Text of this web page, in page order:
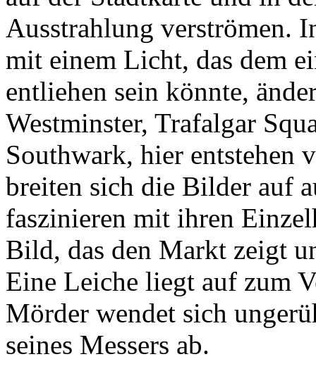
Ausstrahlung verströmen.
mit einem Licht, das dem
entliehen sein könnte,
Westminster, Trafalgar
Southwark, hier entstehen
breiten sich die Bilder auf
faszinieren mit ihren
Bild, das den Markt zeigt
Eine Leiche liegt auf zum
Mörder wendet sich
seines Messers ab.